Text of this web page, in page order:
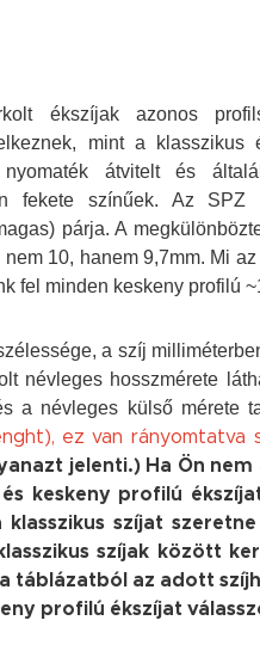
ékszíjak azonos
mint a klasszikus
átvitelt és
fekete színűek. Az
párja. A
10, hanem 9,7mm. Mi
fel minden keskeny profilú
a szíj
névleges hosszmérete
a névleges külső mérete
ez van rányomtatva
jelenti.) Ha Ön
keskeny profilú
szíjat
szíjak között
táblázatból az adott
profilú ékszíjat